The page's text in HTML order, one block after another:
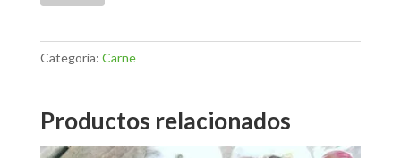
cantidad
Categoría: Carne
Productos relacionados